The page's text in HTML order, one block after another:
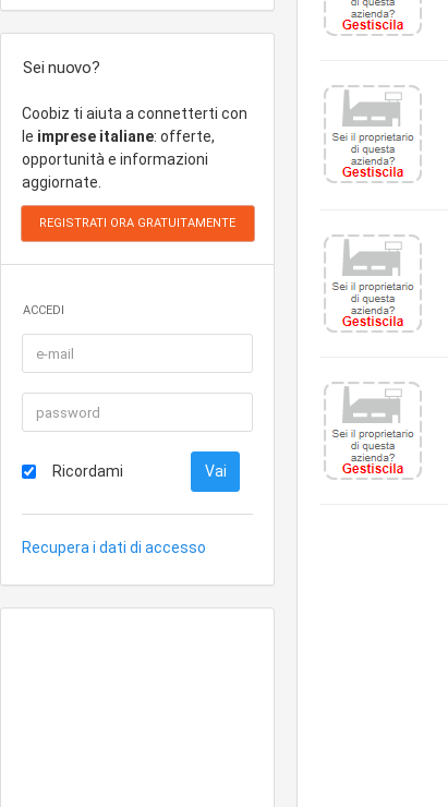
Sei nuovo?
Coobiz ti aiuta a connetterti con
le imprese italiane: offerte,
opportunità e informazioni
aggiornate.
ACCEDI
Ricordami
Recupera i dati di accesso